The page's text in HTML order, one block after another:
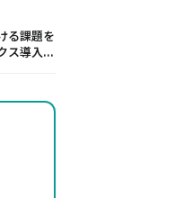
る課題を
ス導入...